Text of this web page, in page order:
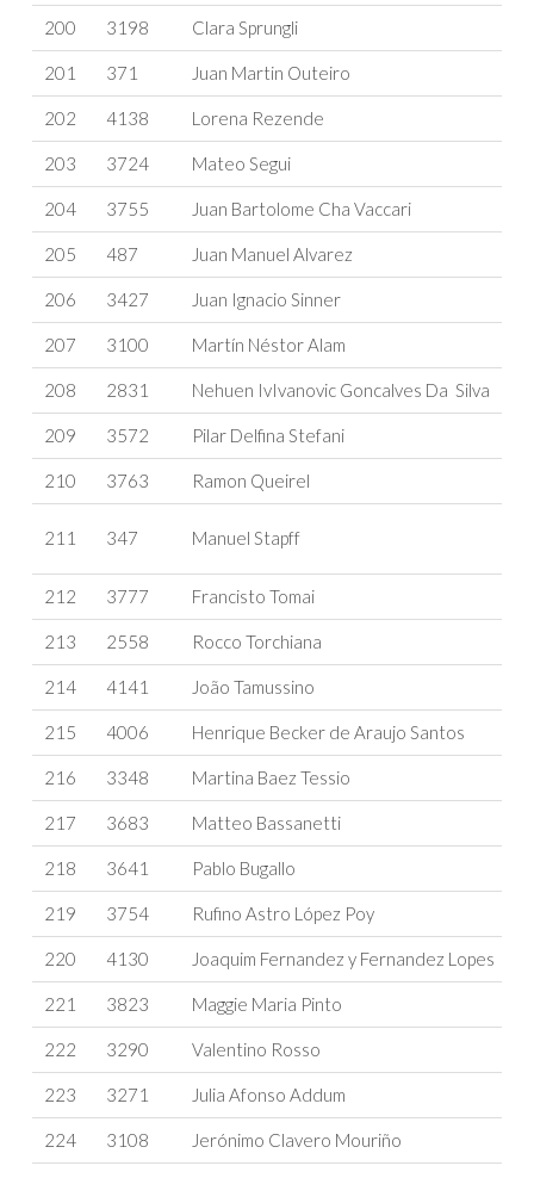
200 3198 Clara Sprungli
201 371 Juan Martin Outeiro
202 4138 Lorena Rezende
203 3724 Mateo Segui
204 3755 Juan Bartolome Cha Vaccari
205 487 Juan Manuel Alvarez
206 3427 Juan Ignacio Sinner
207 3100 Martín Néstor Alam
208 2831 Nehuen IvIvanovic Goncalves Da Silva
209 3572 Pilar Delfina Stefani
210 3763 Ramon Queirel
211 347 Manuel Stapff
212 3777 Francisto Tomai
213 2558 Rocco Torchiana
214 4141 João Tamussino
215 4006 Henrique Becker de Araujo Santos
216 3348 Martina Baez Tessio
217 3683 Matteo Bassanetti
218 3641 Pablo Bugallo
219 3754 Rufino Astro López Poy
220 4130 Joaquim Fernandez y Fernandez Lopes
221 3823 Maggie Maria Pinto
222 3290 Valentino Rosso
223 3271 Julia Afonso Addum
224 3108 Jerónimo Clavero Mouriño